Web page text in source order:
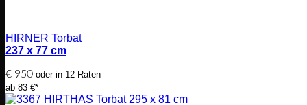
HIRNER Torbat
237 x 77 cm
€ 950 oder in 12 Raten
ab 83 €*